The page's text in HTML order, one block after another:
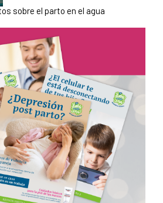
sobre el parto en el agua